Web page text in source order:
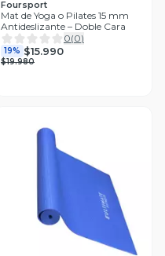
Foursport
Mat de Yoga o Pilates 15 mm
Antideslizante – Doble Cara
0(0)
19% $15.990
$19.980